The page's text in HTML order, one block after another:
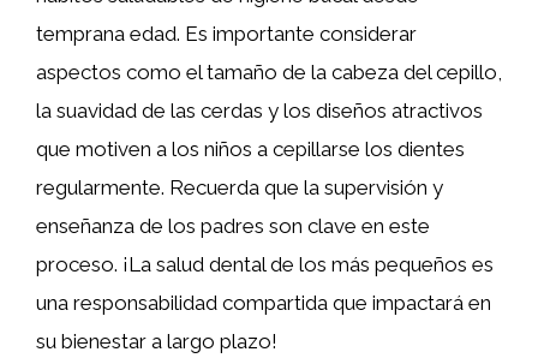
temprana edad. Es importante considerar
aspectos como el tamaño de la cabeza del cepillo,
la suavidad de las cerdas y los diseños atractivos
que motiven a los niños a cepillarse los dientes
regularmente. Recuerda que la supervisión y
enseñanza de los padres son clave en este
proceso. ¡La salud dental de los más pequeños es
una responsabilidad compartida que impactará en
su bienestar a largo plazo!